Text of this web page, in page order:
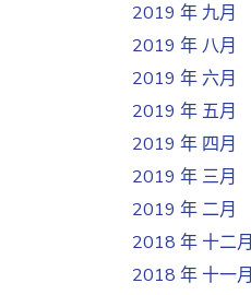
2019 年 九月
2019 年 八月
2019 年 六月
2019 年 五月
2019 年 四月
2019 年 三月
2019 年 二月
2018 年 十二月
2018 年 十一月